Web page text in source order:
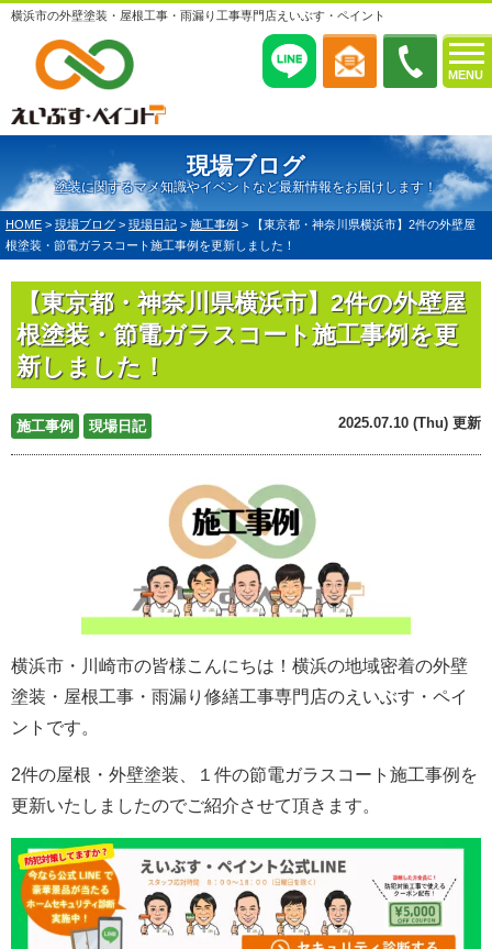
MENU
横浜市の外壁塗装・屋根工事・雨漏り工事専門店えいぶす・ペイント
現場ブログ
塗装に関するマメ知識やイベントなど最新情報をお届けします！
HOME > 現場ブログ > 現場日記 > 施工事例 >
【東京都・神奈川県横浜市】2件の外壁屋
根塗装・節電ガラスコート施工事例を更新しました！
【東京都・神奈川県横浜市】2件の外壁屋
根塗装・節電ガラスコート施工事例を更
新しました！
施工事例 現場日記 2025.07.10 (Thu) 更新
横浜市・川崎市の皆様こんにちは！ 横浜の地域密着の外壁
塗装・屋根工事・雨漏り修繕工事専門店のえいぶす・ペイ
ントです。
2件の屋根・外壁塗装、１件の節電ガラスコート施工事例を
更新いたしましたのでご紹介させて頂きます。